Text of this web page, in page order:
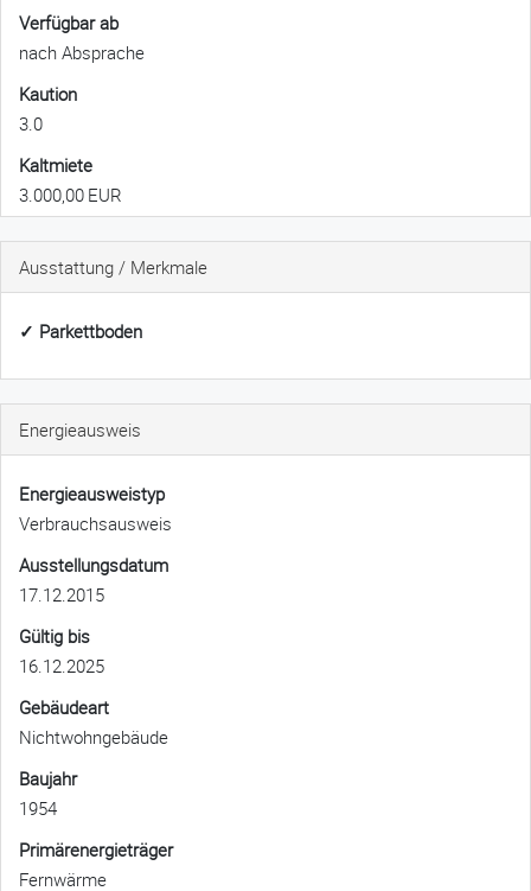
Verfügbar ab
nach Absprache
Kaution
3.0
Kaltmiete
3.000,00 EUR
Ausstattung / Merkmale
✓ Parkettboden
Energieausweis
Energieausweistyp
Verbrauchs­ausweis
Ausstellungsdatum
17.12.2015
Gültig bis
16.12.2025
Gebäudeart
Nichtwohngebäude
Baujahr
1954
Primärenergieträger
Fernwärme